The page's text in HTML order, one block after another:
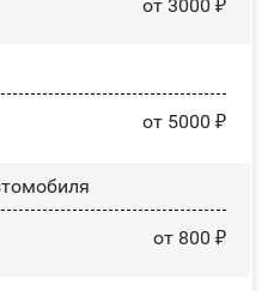
от 3000 ₽
от 5000 ₽
от 800 ₽